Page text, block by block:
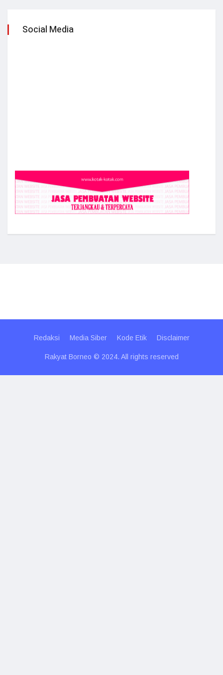
Social Media
Redaksi Media Siber Kode Etik Disclaimer
Rakyat Borneo © 2024. All rights reserved